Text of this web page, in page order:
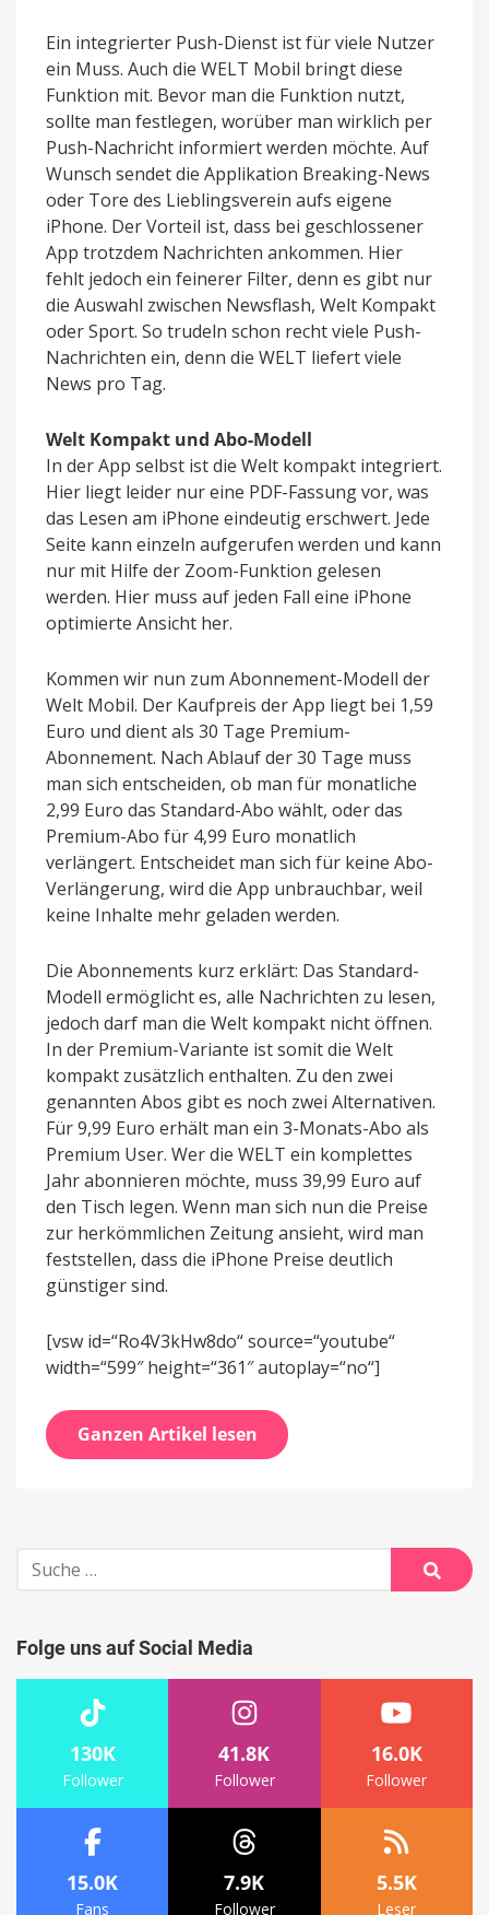
Ein integrierter Push-Dienst ist für viele Nutzer
ein Muss. Auch die WELT Mobil bringt diese
Funktion mit. Bevor man die Funktion nutzt,
sollte man festlegen, worüber man wirklich per
Push-Nachricht informiert werden möchte. Auf
Wunsch sendet die Applikation Breaking-News
oder Tore des Lieblingsverein aufs eigene
iPhone. Der Vorteil ist, dass bei geschlossener
App trotzdem Nachrichten ankommen. Hier
fehlt jedoch ein feinerer Filter, denn es gibt nur
die Auswahl zwischen Newsflash, Welt Kompakt
oder Sport. So trudeln schon recht viele Push-
Nachrichten ein, denn die WELT liefert viele
News pro Tag.
Welt Kompakt und Abo-Modell
In der App selbst ist die Welt kompakt integriert.
Hier liegt leider nur eine PDF-Fassung vor, was
das Lesen am iPhone eindeutig erschwert. Jede
Seite kann einzeln aufgerufen werden und kann
nur mit Hilfe der Zoom-Funktion gelesen
werden. Hier muss auf jeden Fall eine iPhone
optimierte Ansicht her.
Kommen wir nun zum Abonnement-Modell der
Welt Mobil. Der Kaufpreis der App liegt bei 1,59
Euro und dient als 30 Tage Premium-
Abonnement. Nach Ablauf der 30 Tage muss
man sich entscheiden, ob man für monatliche
2,99 Euro das Standard-Abo wählt, oder das
Premium-Abo für 4,99 Euro monatlich
verlängert. Entscheidet man sich für keine Abo-
Verlängerung, wird die App unbrauchbar, weil
keine Inhalte mehr geladen werden.
Die Abonnements kurz erklärt: Das Standard-
Modell ermöglicht es, alle Nachrichten zu lesen,
jedoch darf man die Welt kompakt nicht öffnen.
In der Premium-Variante ist somit die Welt
kompakt zusätzlich enthalten. Zu den zwei
genannten Abos gibt es noch zwei Alternativen.
Für 9,99 Euro erhält man ein 3-Monats-Abo als
Premium User. Wer die WELT ein komplettes
Jahr abonnieren möchte, muss 39,99 Euro auf
den Tisch legen. Wenn man sich nun die Preise
zur herkömmlichen Zeitung ansieht, wird man
feststellen, dass die iPhone Preise deutlich
günstiger sind.
[vsw id=“Ro4V3kHw8do“ source=“youtube“
width=“599″ height=“361″ autoplay=“no“]
Ganzen Artikel lesen
Suche
nach:
Suche
Folge uns auf Social Media
130K
Follower
41.8K
Follower
16.0K
Follower
15.0K
Fans
7.9K
Follower
5.5K
Leser